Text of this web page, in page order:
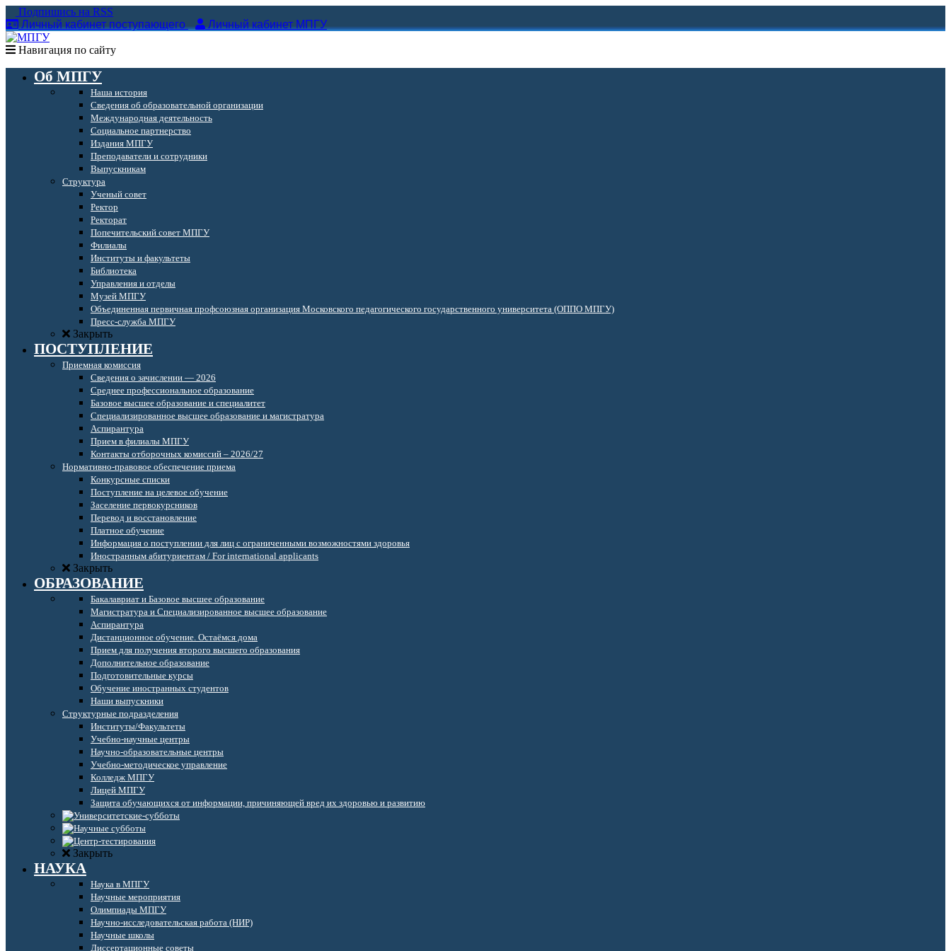
Подпишись на RSS
Личный кабинет поступающего
Личный кабинет МПГУ
Навигация по сайту
Об МПГУ
Наша история
Сведения об образовательной организации
Международная деятельность
Социальное партнерство
Издания МПГУ
Преподаватели и сотрудники
Выпускникам
Структура
Ученый совет
Ректор
Ректорат
Попечительский совет МПГУ
Филиалы
Институты и факультеты
Библиотека
Управления и отделы
Музей МПГУ
Объединенная первичная профсоюзная организация Московского педагогического государственного университета (ОППО МПГУ)
Пресс-служба МПГУ
Закрыть
ПОСТУПЛЕНИЕ
Приемная комиссия
Сведения о зачислении — 2026
Среднее профессиональное образование
Базовое высшее образование и специалитет
Специализированное высшее образование и магистратура
Аспирантура
Прием в филиалы МПГУ
Контакты отборочных комиссий – 2026/27
Нормативно-правовое обеспечение приема
Конкурсные списки
Поступление на целевое обучение
Заселение первокурсников
Перевод и восстановление
Платное обучение
Информация о поступлении для лиц с ограниченными возможностями здоровья
Иностранным абитуриентам / For international applicants
Закрыть
ОБРАЗОВАНИЕ
Бакалавриат и Базовое высшее образование
Магистратура и Специализированное высшее образование
Аспирантура
Дистанционное обучение. Остаёмся дома
Прием для получения второго высшего образования
Дополнительное образование
Подготовительные курсы
Обучение иностранных студентов
Наши выпускники
Структурные подразделения
Институты/Факультеты
Учебно-научные центры
Научно-образовательные центры
Учебно-методическое управление
Колледж МПГУ
Лицей МПГУ
Защита обучающихся от информации, причиняющей вред их здоровью и развитию
Закрыть
НАУКА
Наука в МПГУ
Научные мероприятия
Олимпиады МПГУ
Научно-исследовательская работа (НИР)
Научные школы
Диссертационные советы